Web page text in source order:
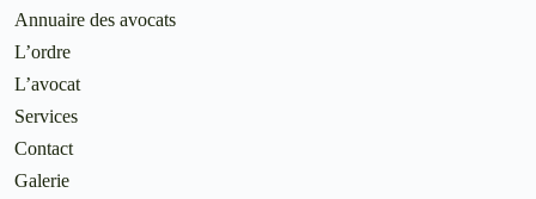
Annuaire des avocats
L’ordre
L’avocat
Services
Contact
Galerie